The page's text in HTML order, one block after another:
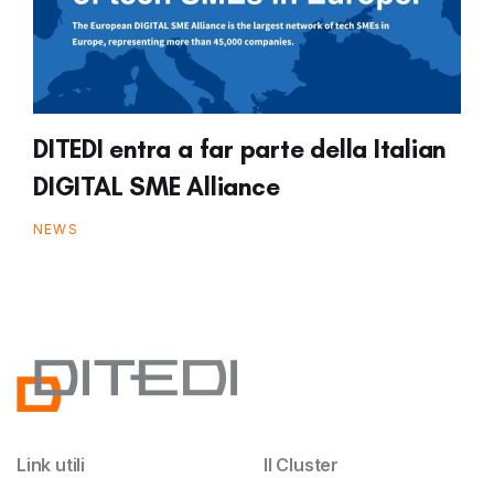
DITEDI entra a far parte della Italian
DIGITAL SME Alliance
NEWS
Link utili Il Cluster